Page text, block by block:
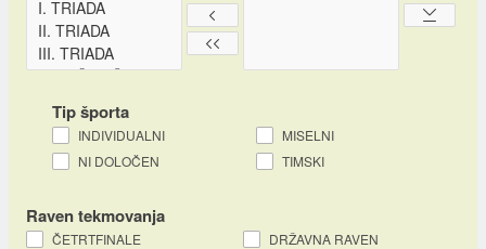
Tip športa
INDIVIDUALNI
MISELNI
NI DOLOČEN
TIMSKI
Raven tekmovanja
ČETRTFINALE
DRŽAVNA RAVEN